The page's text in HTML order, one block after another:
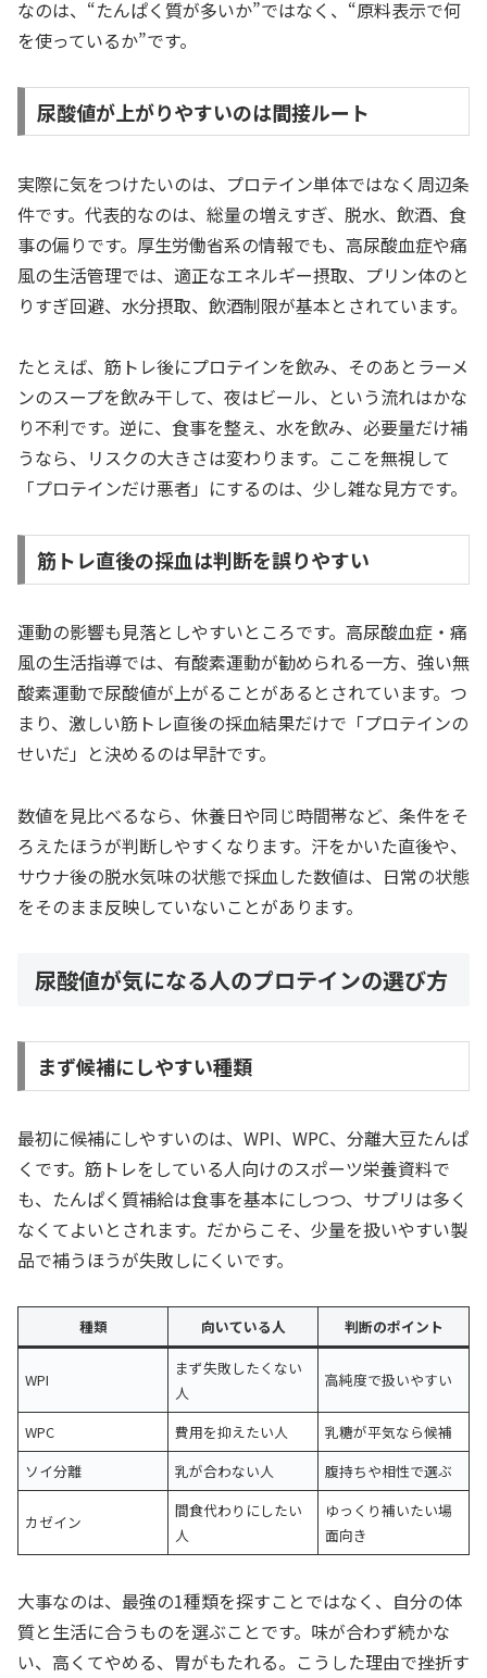
なのは、“たんぱく質が多いか”ではなく、“原料表示で何
を使っているか”です。
尿酸値が上がりやすいのは間接ルート
実際に気をつけたいのは、プロテイン単体ではなく周辺条
件です。代表的なのは、総量の増えすぎ、脱水、飲酒、食
事の偏りです。厚生労働省系の情報でも、高尿酸血症や痛
風の生活管理では、適正なエネルギー摂取、プリン体のと
りすぎ回避、水分摂取、飲酒制限が基本とされています。
たとえば、筋トレ後にプロテインを飲み、そのあとラーメ
ンのスープを飲み干して、夜はビール、という流れはかな
り不利です。逆に、食事を整え、水を飲み、必要量だけ補
うなら、リスクの大きさは変わります。ここを無視して
「プロテインだけ悪者」にするのは、少し雑な見方です。
筋トレ直後の採血は判断を誤りやすい
運動の影響も見落としやすいところです。高尿酸血症・痛
風の生活指導では、有酸素運動が勧められる一方、強い無
酸素運動で尿酸値が上がることがあるとされています。つ
まり、激しい筋トレ直後の採血結果だけで「プロテインの
せいだ」と決めるのは早計です。
数値を見比べるなら、休養日や同じ時間帯など、条件をそ
ろえたほうが判断しやすくなります。汗をかいた直後や、
サウナ後の脱水気味の状態で採血した数値は、日常の状態
をそのまま反映していないことがあります。
尿酸値が気になる人のプロテインの選び方
まず候補にしやすい種類
最初に候補にしやすいのは、WPI、WPC、分離大豆たんぱ
くです。筋トレをしている人向けのスポーツ栄養資料で
も、たんぱく質補給は食事を基本にしつつ、サプリは多く
なくてよいとされます。だからこそ、少量を扱いやすい製
品で補うほうが失敗しにくいです。
種類 向いている人 判断のポイント
WPI
まず失敗したくない
人
高純度で扱いやすい
WPC 費用を抑えたい人
乳糖が平気なら候補
ソイ分離
乳が合わない人 腹持ちや相性で選ぶ
カゼイン
間食代わりにしたい
人
ゆっくり補いたい場
面向き
大事なのは、最強の1種類を探すことではなく、自分の体
質と生活に合うものを選ぶことです。味が合わず続かな
い、高くてやめる、胃がもたれる。こうした理由で挫折す